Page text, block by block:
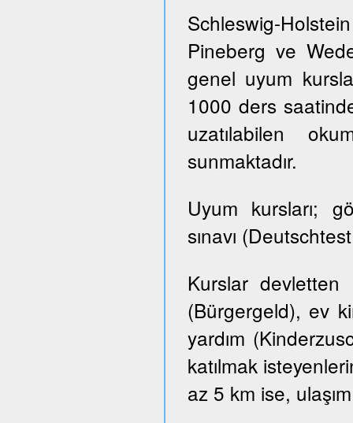
Schleswig-
Pineberg ve
genel uyum
1000 ders
uzatılabilen
sunmaktadır.
Uyum kursları;
sınavı
Kurslar
(Bürgergeld), ev
yardım
katılmak
az 5 km ise,